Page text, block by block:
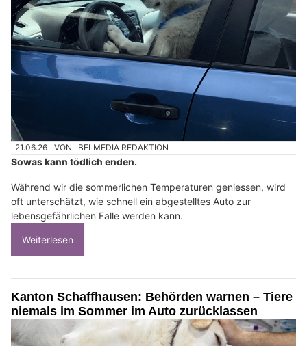
21.06.26 VON BELMEDIA REDAKTION
Sowas kann tödlich enden.
Während wir die sommerlichen Temperaturen geniessen, wird
oft unterschätzt, wie schnell ein abgestelltes Auto zur
lebensgefährlichen Falle werden kann.
Weiterlesen
Kanton Schaffhausen: Behörden warnen – Tiere
niemals im Sommer im Auto zurücklassen